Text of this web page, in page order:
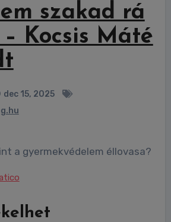
szakad rá
– Kocsis Máté
dec 15, 2025
a gyermekvédelem éllovasa?